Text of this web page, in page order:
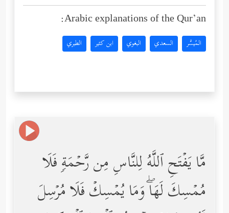
Arabic explanations of the Qur’an:
المُيسَّر السعدي البغوي ابن كثير الطبري
مَّا یَفۡتَحِ ٱللَّهُ لِلنَّاسِ مِن رَّحۡمَةࣲ فَلَا
مُمۡسِكَ لَهَاۖ وَمَا یُمۡسِكۡ فَلَا مُرۡسِلَ